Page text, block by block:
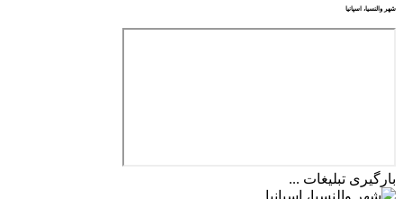
شهر والنسیا، اسپانیا
بارگیری تبلیغات ...